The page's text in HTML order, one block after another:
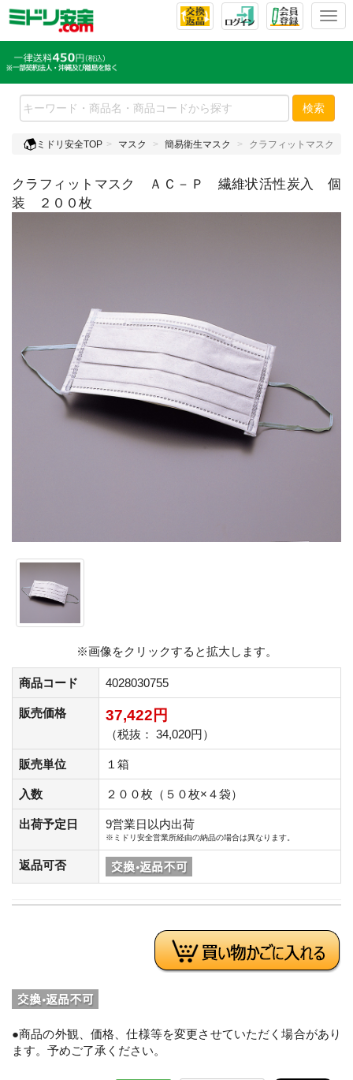
T
l
e
n
v
g
t
検索
ミドリ安全TOP マスク 簡易衛生マスク クラフィットマスク
クラフィットマスク ＡＣ－Ｐ 繊維状活性炭入 個
装 ２００枚
※画像をクリックすると拡大します。
商品コード 4028030755
販売価格 37,422円
（税抜： 34,020円）
販売単位 １箱
入数 ２００枚（５０枚×４袋）
出荷予定日 9営業日以内出荷
※ミドリ安全営業所経由の納品の場合は異なります。
返品可否
●商品の外観、価格、仕様等を変更させていただく場合があり
ます。予めご了承ください。